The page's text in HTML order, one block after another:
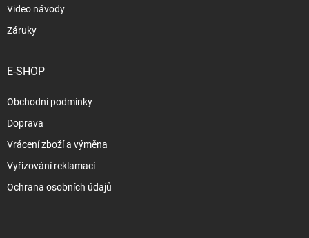
Video návody
Záruky
E-SHOP
Obchodní podmínky
Doprava
Vrácení zboží a výměna
Vyřizování reklamací
Ochrana osobních údajů